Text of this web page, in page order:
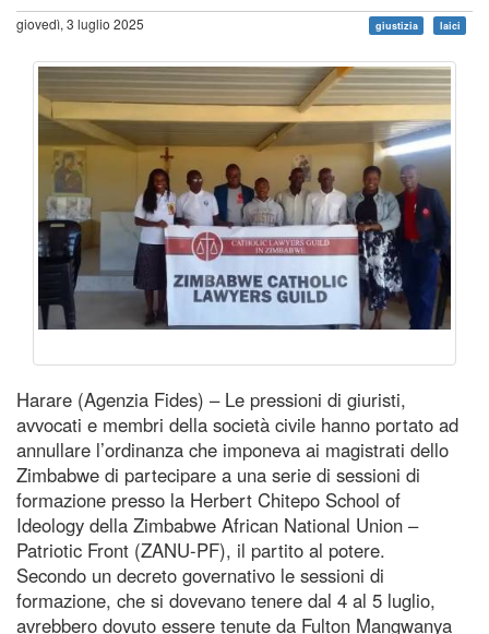
giovedì, 3 luglio 2025 giustizia laici
Harare (Agenzia Fides) – Le pressioni di giuristi,
avvocati e membri della società civile hanno portato ad
annullare l’ordinanza che imponeva ai magistrati dello
Zimbabwe di partecipare a una serie di sessioni di
formazione presso la Herbert Chitepo School of
Ideology della Zimbabwe African National Union –
Patriotic Front (ZANU-PF), il partito al potere.
Secondo un decreto governativo le sessioni di
formazione, che si dovevano tenere dal 4 al 5 luglio,
avrebbero dovuto essere tenute da Fulton Mangwanya